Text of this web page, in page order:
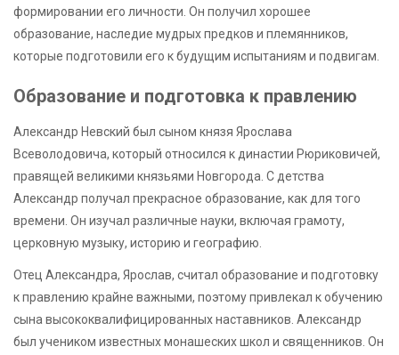
формировании его личности. Он получил хорошее
образование, наследие мудрых предков и племянников,
которые подготовили его к будущим испытаниям и подвигам.
Образование и подготовка к правлению
Александр Невский был сыном князя Ярослава
Всеволодовича, который относился к династии Рюриковичей,
правящей великими князьями Новгорода. С детства
Александр получал прекрасное образование, как для того
времени. Он изучал различные науки, включая грамоту,
церковную музыку, историю и географию.
Отец Александра, Ярослав, считал образование и подготовку
к правлению крайне важными, поэтому привлекал к обучению
сына высококвалифицированных наставников. Александр
был учеником известных монашеских школ и священников. Он